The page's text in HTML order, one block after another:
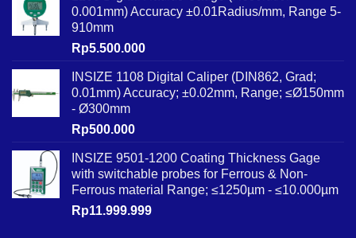
0.001mm) Accuracy ±0.01Radius/mm, Range 5-
910mm
Rp5.500.000
INSIZE 1108 Digital Caliper (DIN862, Grad;
0.01mm) Accuracy; ±0.02mm, Range; ≤Ø150mm
- Ø300mm
Rp500.000
INSIZE 9501-1200 Coating Thickness Gage
with switchable probes for Ferrous & Non-
Ferrous material Range; ≤1250µm - ≤10.000µm
Rp11.999.999